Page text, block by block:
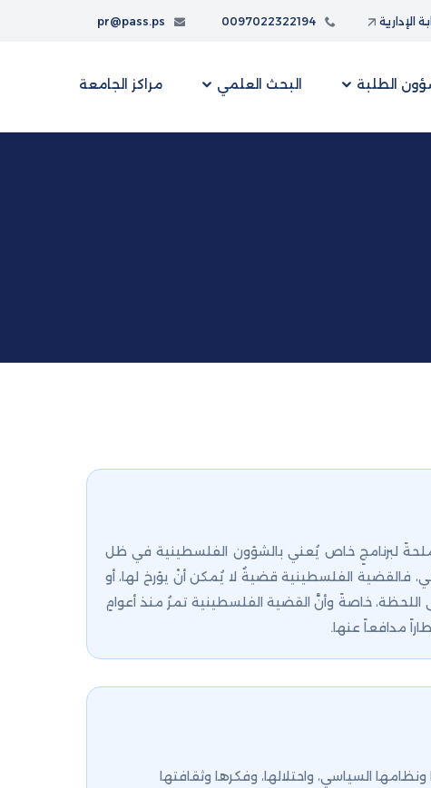
الإدارية 0097022322194
pr@pass.ps
الطلبة البحث العلمي مراكز الجامعة
لبرنامجٍ خاص يُعني بالشؤون الفلسطينية في ظل
فالقضية الفلسطينية قضيةٌ لا يُمكن أنْ يؤرخ لها، أو
خاصةً وأنَّ القضية الفلسطينية تمرُ منذ أعوامٍ
مدافعاً عنها.
السياسي، واحتلالها، وفكرها وثقافتها